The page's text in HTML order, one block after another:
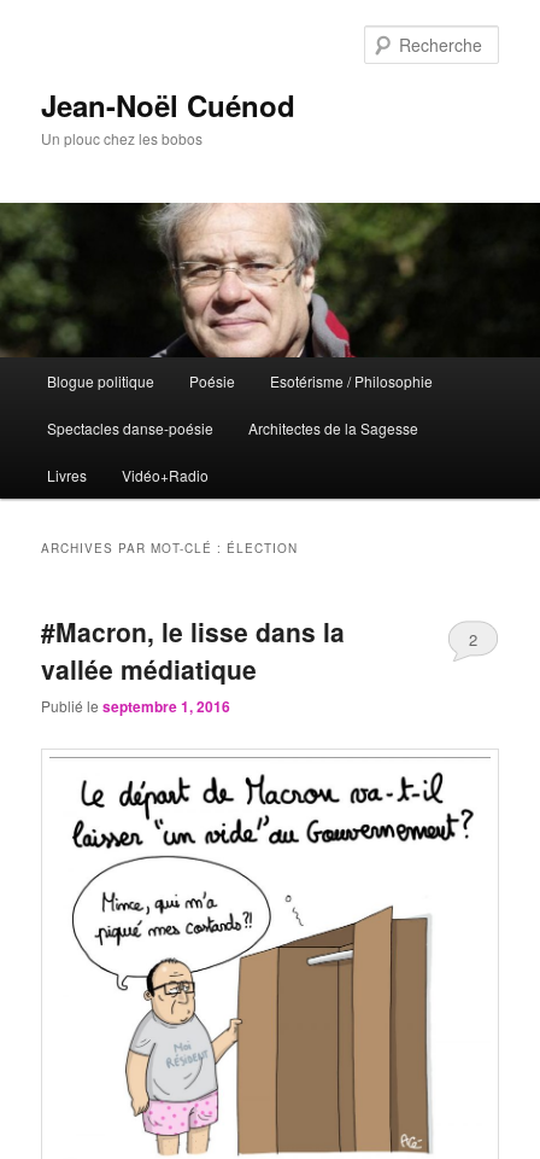
Jean-Noël Cuénod
Un plouc chez les bobos
Aller
au
contenu
principal
Aller
au
contenu
secondaire
Blogue politique Poésie Esotérisme / Philosophie
Spectacles danse-poésie Architectes de la Sagesse
Livres Vidéo+Radio
ARCHIVES PAR MOT-CLÉ : ÉLECTION
#Macron, le lisse dans la
vallée médiatique
Publié leseptembre 1, 2016
2